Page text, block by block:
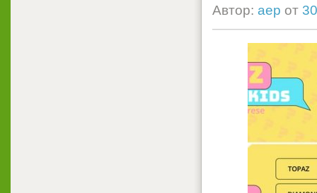
Автор: aep от